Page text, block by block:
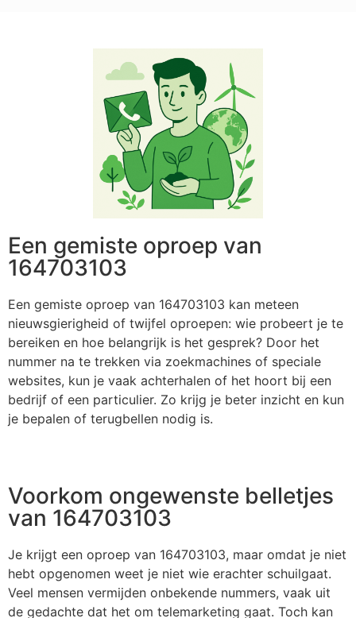
Een gemiste oproep van
164703103
Een gemiste oproep van 164703103 kan meteen
nieuwsgierigheid of twijfel oproepen: wie probeert je te
bereiken en hoe belangrijk is het gesprek? Door het
nummer na te trekken via zoekmachines of speciale
websites, kun je vaak achterhalen of het hoort bij een
bedrijf of een particulier. Zo krijg je beter inzicht en kun
je bepalen of terugbellen nodig is.
Voorkom ongewenste belletjes
van 164703103
Je krijgt een oproep van 164703103, maar omdat je niet
hebt opgenomen weet je niet wie erachter schuilgaat.
Veel mensen vermijden onbekende nummers, vaak uit
de gedachte dat het om telemarketing gaat. Toch kan